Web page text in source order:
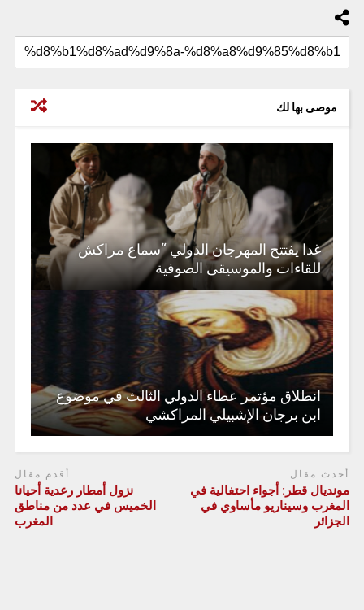
موصى بها لك
غدا يفتتح المهرجان الدولي “سماع مراكش
للقاءات والموسيقى الصوفية
انطلاق مؤتمر عطاء الدولي الثالث في موضوع
ابن برجان الإشبيلي المراكشي
أحدث مقال
مونديال قطر: أجواء احتفالية في
المغرب وسيناريو مأساوي في
الجزائر
أقدم مقال
نزول أمطار رعدية أحيانا
الخميس في عدد من مناطق
المغرب